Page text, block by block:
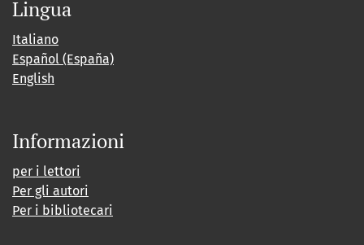
Lingua
Italiano
Español (España)
English
Informazioni
per i lettori
Per gli autori
Per i bibliotecari